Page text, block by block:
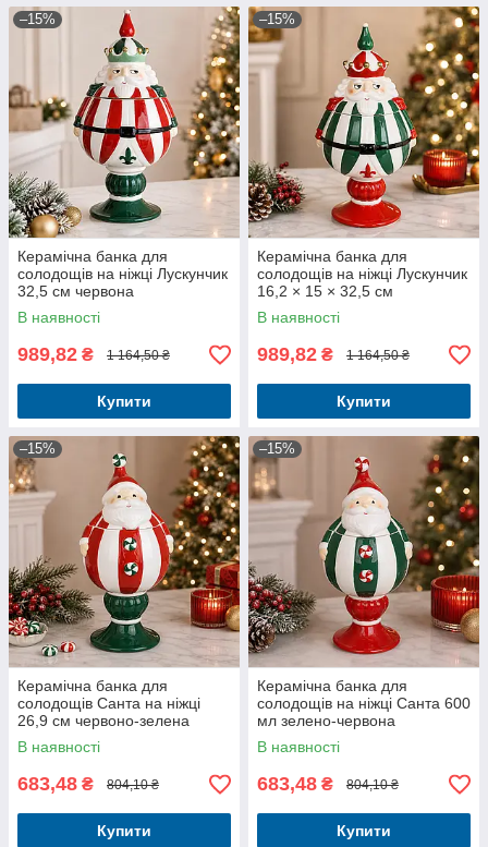
–15%
Керамічна банка для
солодощів на ніжці Лускунчик
32,5 см червона
В наявності
989,82 ₴ 1 164,50 ₴
Купити
–15%
Керамічна банка для
солодощів на ніжці Лускунчик
16,2 × 15 × 32,5 см
В наявності
989,82 ₴ 1 164,50 ₴
Купити
–15%
Керамічна банка для
солодощів Санта на ніжці
26,9 см червоно-зелена
В наявності
683,48 ₴ 804,10 ₴
Купити
–15%
Керамічна банка для
солодощів на ніжці Санта 600
мл зелено-червона
В наявності
683,48 ₴ 804,10 ₴
Купити